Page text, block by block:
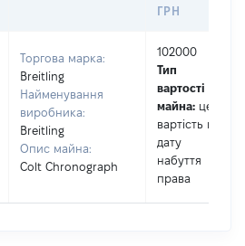
ГРН
Торгова марка:
Breitling
Найменування
виробника:
Breitling
Опис майна:
Colt Chronograph
102000
Тип
вартості
майна: це
вартість на
дату
набуття
права